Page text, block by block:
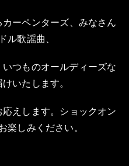
ーペンターズ、みなさん
ル歌謡曲、
つものオールディーズな
いたします。
えします。ショックオン
楽しみください。